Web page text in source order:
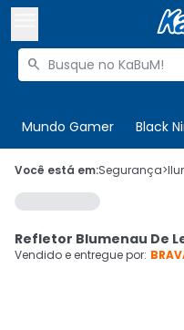
Buscar produtos

Mundo Gamer Black
 Olá. Acesse sua
 Departamentos
Cupons
Você está em:Segurança>
Refletor Blumenau De
Vendido e entregue por: